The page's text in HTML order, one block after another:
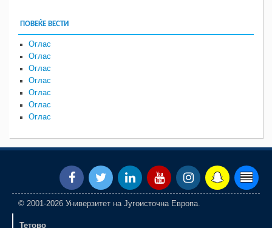
ПОВЕЌЕ ВЕСТИ
Оглас
Оглас
Оглас
Оглас
Оглас
Оглас
Оглас
© 2001-2026 Универзитет на Југоисточна Европа.
Тетово